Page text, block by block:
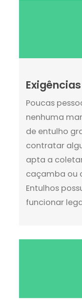
Poucas
nenhuma
de entulho
contratar
apta a
caçamba ou
Entulhos
funcionar